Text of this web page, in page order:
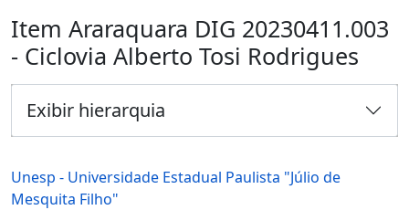
Item Araraquara DIG 20230411.003
- Ciclovia Alberto Tosi Rodrigues
Exibir hierarquia
Unesp - Universidade Estadual Paulista "Júlio de
Mesquita Filho"